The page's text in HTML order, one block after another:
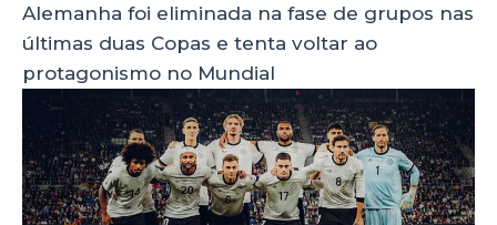
Alemanha foi eliminada na fase de grupos nas
últimas duas Copas e tenta voltar ao
protagonismo no Mundial